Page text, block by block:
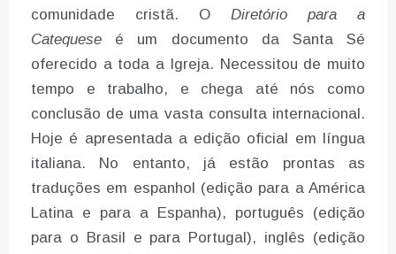
comunidade cristã. O Diretório para a
Catequese é um documento da Santa Sé
oferecido a toda a Igreja. Necessitou de muito
tempo e trabalho, e chega até nós como
conclusão de uma vasta consulta internacional.
Hoje é apresentada a edição oficial em língua
italiana. No entanto, já estão prontas as
traduções em espanhol (edição para a América
Latina e para a Espanha), português (edição
para o Brasil e para Portugal), inglês (edição